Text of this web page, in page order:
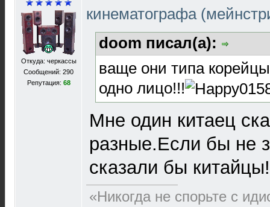
Откуда: черкассы
Сообщений: 290
Репутация: 68
кинематографа
doom писал(а):
ваще они типа
одно лицо!!!
Мне один китаец
разные.Если бы не
сказали бы китайцы!
«Никогда не спорьте с